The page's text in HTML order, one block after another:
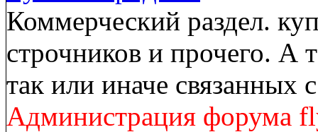
Коммерческий раздел.
строчников и прочего. А
так или иначе
Администрация форума